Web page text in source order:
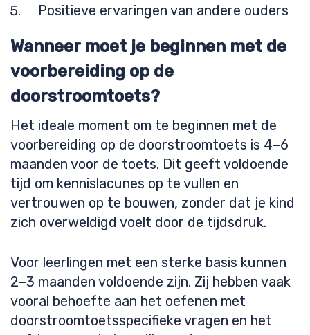
Positieve ervaringen van andere ouders
Wanneer moet je beginnen met de
voorbereiding op de
doorstroomtoets?
Het ideale moment om te beginnen met de
voorbereiding op de doorstroomtoets is 4–6
maanden voor de toets. Dit geeft voldoende
tijd om kennislacunes op te vullen en
vertrouwen op te bouwen, zonder dat je kind
zich overweldigd voelt door de tijdsdruk.
Voor leerlingen met een sterke basis kunnen
2–3 maanden voldoende zijn. Zij hebben vaak
vooral behoefte aan het oefenen met
doorstroomtoetsspecifieke vragen en het